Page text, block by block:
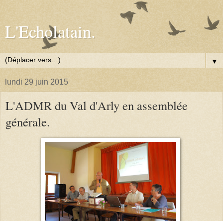
L'Echolatain.
▼
lundi 29 juin 2015
L'ADMR du Val d'Arly en assemblée
générale.